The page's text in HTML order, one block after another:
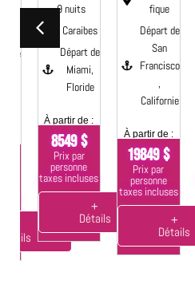
9 nuits
Caraibes
Départ de
Miami,
Floride
À partir de :
8549 $
Prix par
personne
taxes incluses
Détails
fique
Départ de
San
Francisco
Californie
À partir de :
19849 $
Prix par
personne
taxes incluses
Détails